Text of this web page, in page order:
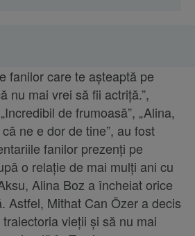
fanilor care te așteaptă pe
nu mai vrei să fii actriță.”,
de frumoasă”, „Alina,
ne e dor de tine”, au fost
fanilor prezenți pe
o relație de mai mulți ani cu
Alina Boz a încheiat orice
Astfel, Mithat Can Özer a decis
vieții și să nu mai